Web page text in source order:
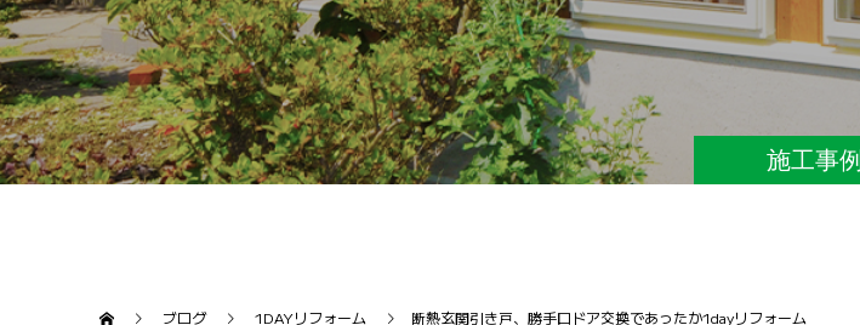
施工事例
ブログ 1DAYリフォーム 断熱玄関引き戸、勝手口ドア交換であったか1dayリフォーム